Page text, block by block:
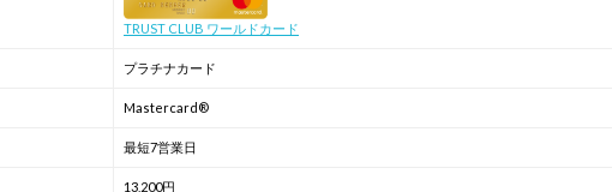
TRUST CLUB ワールドカード
プラチナカード
Mastercard®
最短7営業日
13,200円